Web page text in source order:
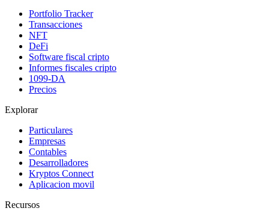
Portfolio Tracker
Transacciones
NFT
DeFi
Software fiscal cripto
Informes fiscales cripto
1099-DA
Precios
Explorar
Particulares
Empresas
Contables
Desarrolladores
Kryptos Connect
Aplicacion movil
Recursos